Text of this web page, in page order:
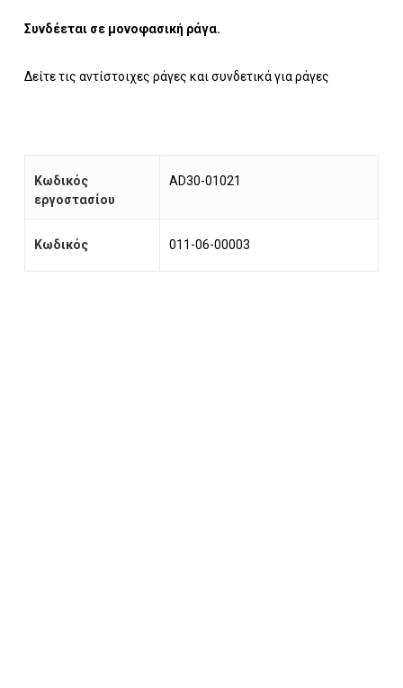
Συνδέεται σε μονοφασική ράγα.
Δείτε τις αντίστοιχες ράγες και συνδετικά για ράγες
Κωδικός
εργοστασίου
AD30-01021
Κωδικός 011-06-00003